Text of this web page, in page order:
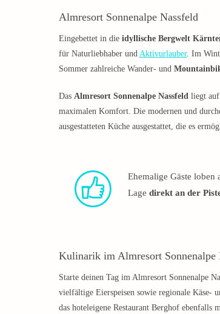
Almresort Sonnenalpe Nassfeld
​Eingebettet in die idyllische Bergwelt
für Naturliebhaber und Aktivurlauber. Im
Sommer zahlreiche Wander- und
Das Almresort Sonnenalpe Nassfeld liegt
maximalen Komfort. Die modernen und
ausgestatteten Küche ausgestattet, die es
Ehemalige Gäste
Lage direkt an der
Kulinarik im Almresort Sonnenalpe
Starte deinen Tag im Almresort Sonnenalpe
vielfältige Eierspeisen sowie regionale Käse-
das hoteleigene Restaurant Berghof